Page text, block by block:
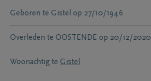
Geboren te Gistel op 27/10/1946
Overleden te OOSTENDE op 20/12/2020
Woonachtig te Gistel